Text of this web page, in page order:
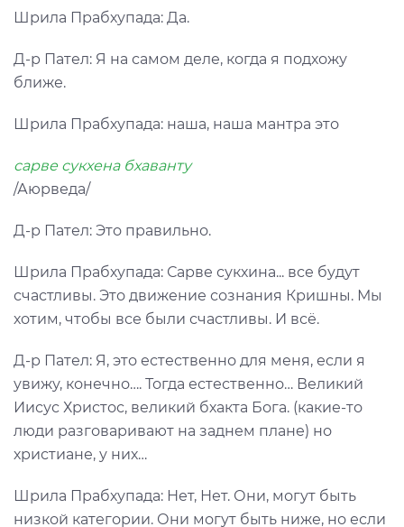
Шрила Прабхупада: Да.
Д-р Пател: Я на самом деле, когда я подхожу
ближе.
Шрила Прабхупада: наша, наша мантра это
сарве сукхена бхаванту
/Аюрведа/
Д-р Пател: Это правильно.
Шрила Прабхупада: Сарве сукхина... все будут
счастливы. Это движение сознания Кришны. Мы
хотим, чтобы все были счастливы. И всё.
Д-р Пател: Я, это естественно для меня, если я
увижу, конечно…. Тогда естественно… Великий
Иисус Христос, великий бхакта Бога. (какие-то
люди разговаривают на заднем плане) но
христиане, у них…
Шрила Прабхупада: Нет, Нет. Они, могут быть
низкой категории. Они могут быть ниже, но если